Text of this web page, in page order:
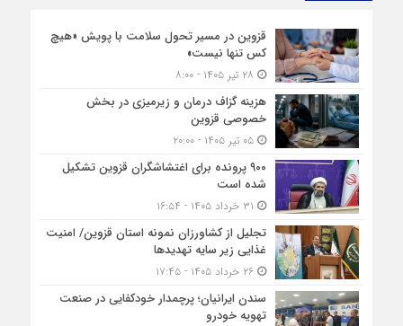
قزوین در مسیر تحول سلامت با پویش «هیچ‌
کس تنها نیست»
هزینه‌ گزاف درمان و زیرمیزی در بخش
خصوصی قزوین
۰۵ تیر ۱۴۰۵ - ۲۰:۰۰
۹۰۰ پرونده برای اغتشاشگران قزوین تشکیل
شده است
تجلیل از کشاورزان نمونه استان قزوین/ امنیت
غذایی زیر سایه تهدیدها
۲۶ خرداد ۱۴۰۵ - ۱۷:۴۵
سندن ایرانیان؛ پرچمدار خودکفایی در صنعت
تهویه خودرو